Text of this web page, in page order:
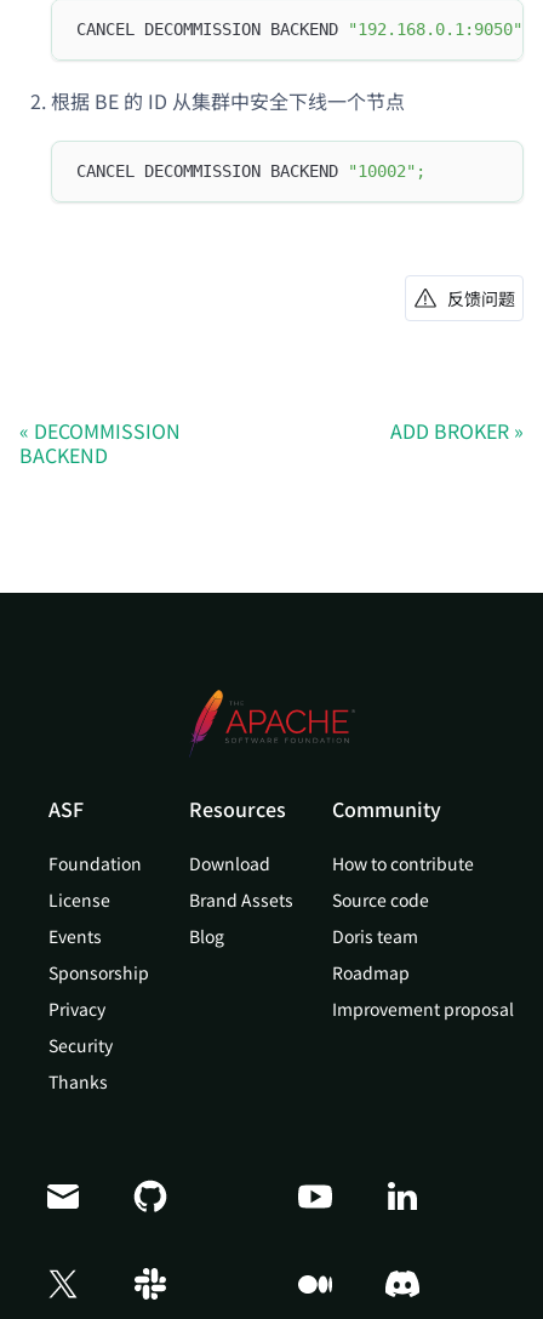
CANCEL DECOMMISSION BACKEND "192.168.0.1:9050"
根据 BE 的 ID 从集群中安全下线一个节点
CANCEL DECOMMISSION BACKEND "10002" ;
反馈问题
DECOMMISSION
BACKEND
ADD BROKER
ASF
Foundation
License
Events
Sponsorship
Privacy
Security
Thanks
Resources
Download
Brand Assets
Blog
Community
How to contribute
Source code
Doris team
Roadmap
Improvement proposal
Doris Summit 26